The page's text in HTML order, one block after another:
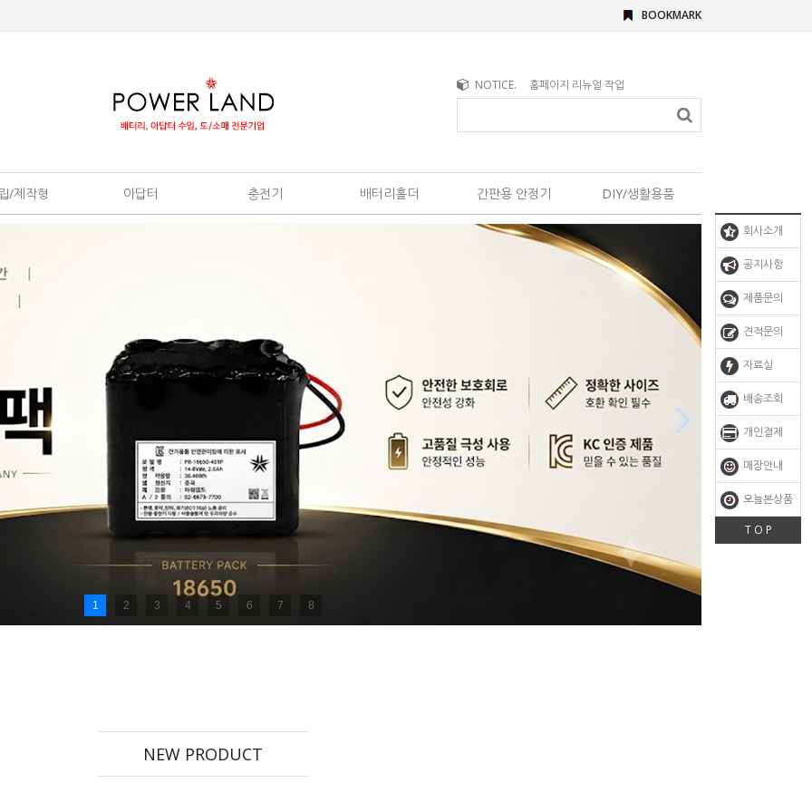
회사소개
공지사항
제품문의
견적문의
자료실
배송조회
개인결제
매장안내
오늘본상품
T O P
BOOKMARK
NOTICE. 홈페이지 리뉴얼 작업
/제작형 아답터 충전기 배터리홀더 간판용 안정기 DIY/생활용품
1 2 3 4 5 6 7 8

NEW PRODUCT